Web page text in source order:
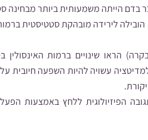
בדם הייתה משמעותית ביותר מבחינה
לירידה מובהקת סטטיסטית ברמות
הראו שינויים ברמות האינסולין
עשויה להיות השפעה חיובית על
הפיזיולוגית ללחץ באמצעות הפעלה